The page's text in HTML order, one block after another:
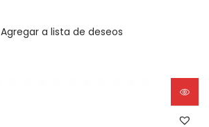
Agregar a lista de deseos